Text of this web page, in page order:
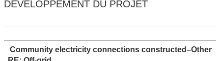
DÉVELOPPEMENT DU PROJET
Community electricity connections constructed–Other